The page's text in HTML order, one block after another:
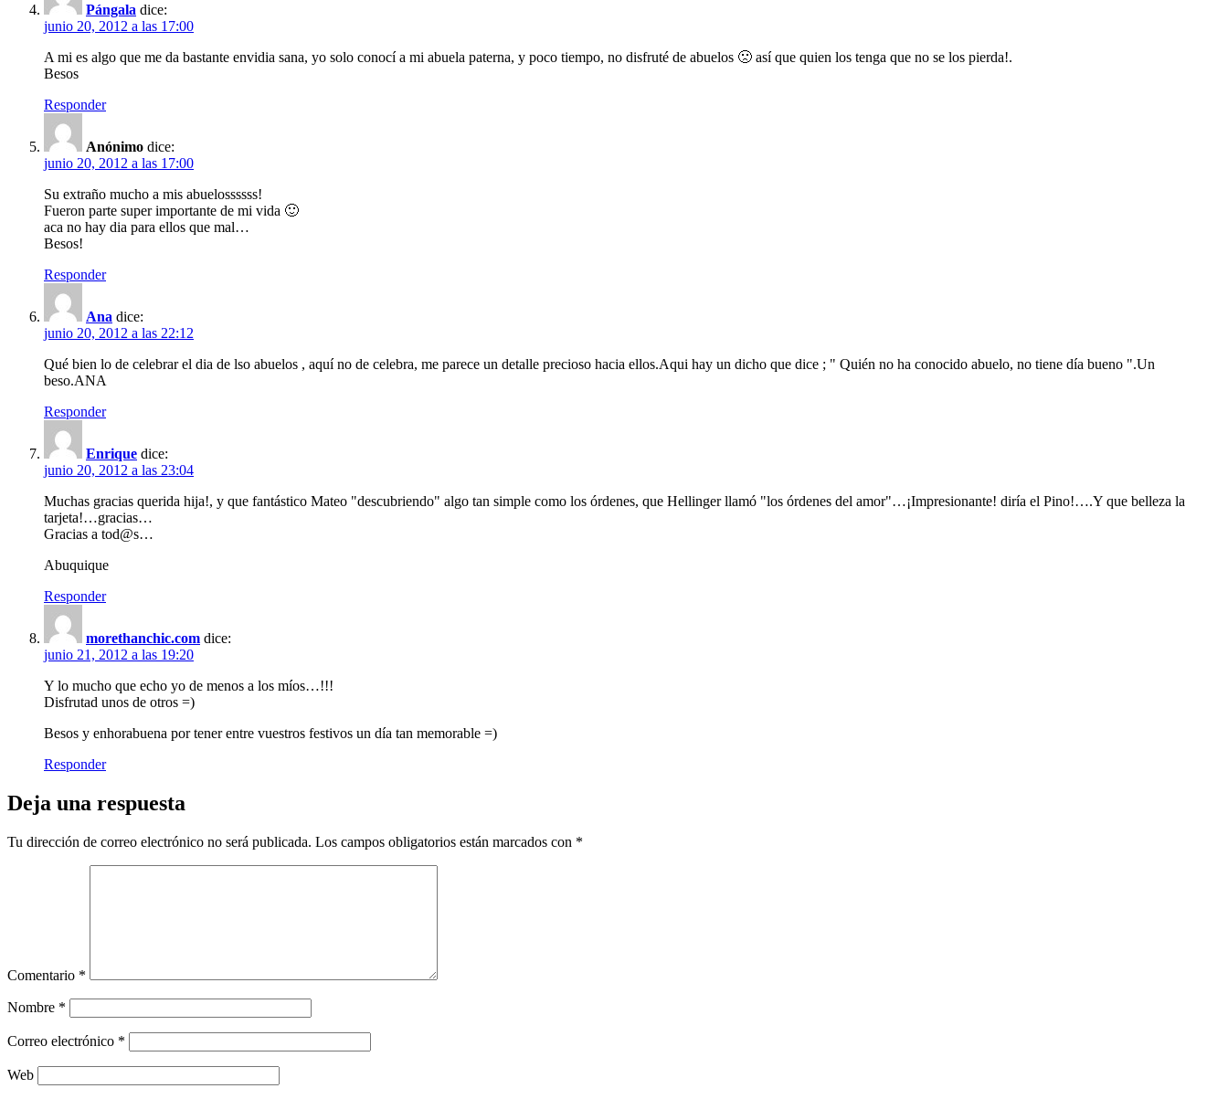
Pángala dice:
junio 20, 2012 a las 17:00
A mi es algo que me da bastante envidia sana, yo solo conocí a mi abuela paterna, y poco tiempo, no disfruté de abuelos 🙁 así que quien los tenga que no se los pierda!.
Besos
Responder
Anónimo dice:
junio 20, 2012 a las 17:00
Su extraño mucho a mis abuelossssss!
Fueron parte super importante de mi vida 🙂
aca no hay dia para ellos que mal…
Besos!
Responder
Ana dice:
junio 20, 2012 a las 22:12
Qué bien lo de celebrar el dia de lso abuelos , aquí no de celebra, me parece un detalle precioso hacia ellos.Aqui hay un dicho que dice ; " Quién no ha conocido abuelo, no tiene día bueno ".Un
beso.ANA
Responder
Enrique dice:
junio 20, 2012 a las 23:04
Muchas gracias querida hija!, y que fantástico Mateo "descubriendo" algo tan simple como los órdenes, que Hellinger llamó "los órdenes del amor"…¡Impresionante! diría el Pino!….Y que belleza la
tarjeta!…gracias…
Gracias a tod@s…
Abuquique
Responder
morethanchic.com dice:
junio 21, 2012 a las 19:20
Y lo mucho que echo yo de menos a los míos…!!!
Disfrutad unos de otros =)
Besos y enhorabuena por tener entre vuestros festivos un día tan memorable =)
Responder
Deja una respuesta
Tu dirección de correo electrónico no será publicada. Los campos obligatorios están marcados con *
Comentario *
Nombre *
Correo electrónico *
Web